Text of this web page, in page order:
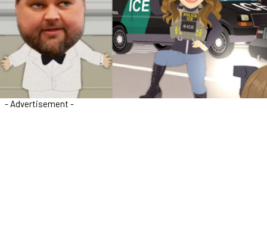
- Advertisement -